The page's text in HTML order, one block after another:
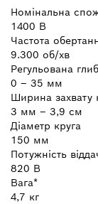
Номінальна
1400 В
Частота
9.300 об/хв
Регульована
0 – 35 мм
Ширина захвату
3 мм – 3,9 см
Діаметр круга
150 мм
Потужність
820 В
Вага*
4,7 кг